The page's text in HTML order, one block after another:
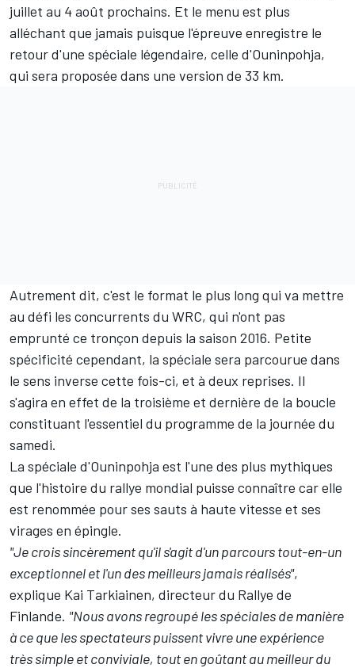
juillet au 4 août prochains. Et le menu est plus
alléchant que jamais puisque l'épreuve enregistre le
retour d'une spéciale légendaire, celle d'Ouninpohja,
qui sera proposée dans une version de 33 km.
Autrement dit, c'est le format le plus long qui va mettre
au défi les concurrents du WRC, qui n'ont pas
emprunté ce tronçon depuis la saison 2016. Petite
spécificité cependant, la spéciale sera parcourue dans
le sens inverse cette fois-ci, et à deux reprises. Il
s'agira en effet de la troisième et dernière de la boucle
constituant l'essentiel du programme de la journée du
samedi.
La spéciale d'Ouninpohja est l'une des plus mythiques
que l'histoire du rallye mondial puisse connaître car elle
est renommée pour ses sauts à haute vitesse et ses
virages en épingle.
"Je crois sincèrement qu'il s'agit d'un parcours tout-en-un
exceptionnel et l'un des meilleurs jamais réalisés",
explique Kai Tarkiainen, directeur du Rallye de
Finlande. "Nous avons regroupé les spéciales de manière
à ce que les spectateurs puissent vivre une expérience
très simple et conviviale, tout en goûtant au meilleur du